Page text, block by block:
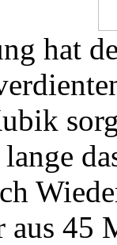
hat
aus 45